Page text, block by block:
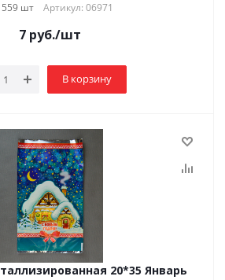
559 шт Артикул: 06971
7руб./шт
В корзину
20*35 Январь